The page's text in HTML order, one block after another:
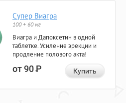
Супер Виагра
100 + 60 мг
Виагра и Дапоксетин в одной
таблетке. Усиление эрекции и
продление полового акта!
от 90Р Купить